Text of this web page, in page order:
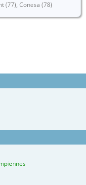
(77), Conesa (78)